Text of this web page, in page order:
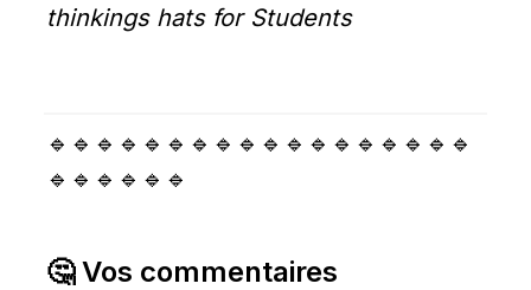
thinkings hats for Students
🔹🔹🔹🔹🔹🔹🔹🔹🔹🔹🔹🔹🔹🔹🔹🔹🔹🔹
🔹🔹🔹🔹🔹🔹
🤔 Vos commentaires